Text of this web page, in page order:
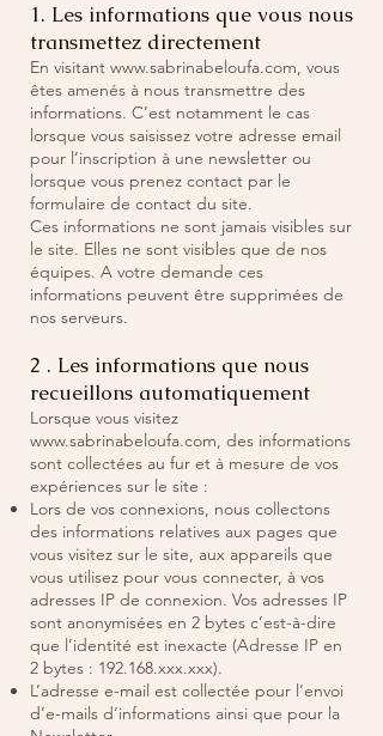
1. Les informations que vous nous
transmettez directement
En visitant www.sabrinabeloufa.com, vous
êtes amenés à nous transmettre des
informations. C’est notamment le cas
lorsque vous saisissez votre adresse email
pour l’inscription à une newsletter ou
lorsque vous prenez contact par le
formulaire de contact du site.
Ces informations ne sont jamais visibles sur
le site. Elles ne sont visibles que de nos
équipes. A votre demande ces
informations peuvent être supprimées de
nos serveurs.
2 . Les informations que nous
recueillons automatiquement
Lorsque vous visitez
www.sabrinabeloufa.com, des informations
sont collectées au fur et à mesure de vos
expériences sur le site :
Lors de vos connexions, nous collectons
des informations relatives aux pages que
vous visitez sur le site, aux appareils que
vous utilisez pour vous connecter, à vos
adresses IP de connexion. Vos adresses IP
sont anonymisées en 2 bytes c’est-à-dire
que l’identité est inexacte (Adresse IP en
2 bytes : 192.168.xxx.xxx).
L’adresse e-mail est collectée pour l’envoi
d’e-mails d’informations ainsi que pour la